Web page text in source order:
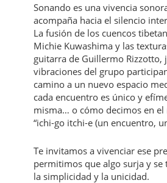
Sonando es una vivencia
acompaña hacia el silencio
La fusión de los cuencos
Michie Kuwashima y las
guitarra de Guillermo Rizzotto,
vibraciones del grupo
camino a un nuevo espacio
cada encuentro es único y
misma… o cómo decimos en
“ichi-go itchi-e (un encuentro,
Te invitamos a vivenciar ese
permitimos que algo surja y se
la simplicidad y la unicidad.